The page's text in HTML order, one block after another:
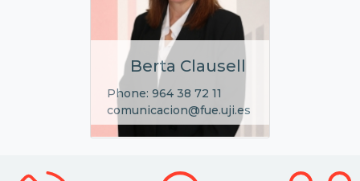
Berta Clausell
Phone: 964 38 72 11
comunicacion@fue.uji.es